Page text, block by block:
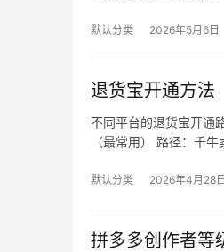
默认分类 2026年5月6日
退货宝开通方法
不同平台的退货宝开通
（最常用） 路径：千
默认分类 2026年4月28日
拼多多创作者等